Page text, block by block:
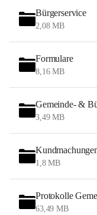
Bürgerservice
2,08 MB
Formulare
8,16 MB
Gemeinde- &
3,49 MB
1,8 MB
Protokolle
63,49 MB